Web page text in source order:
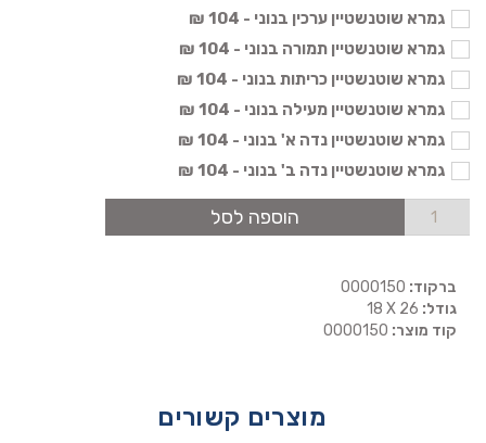
גמרא שוטנשטיין ערכין בנוני - 104 ₪
גמרא שוטנשטיין תמורה בנוני - 104 ₪
גמרא שוטנשטיין כריתות בנוני - 104 ₪
גמרא שוטנשטיין מעילה בנוני - 104 ₪
גמרא שוטנשטיין נדה א' בנוני - 104 ₪
גמרא שוטנשטיין נדה ב' בנוני - 104 ₪
הוספה לסל
ברקוד:
גודל: 18 X 26
קוד מוצר:
מוצרים קשורים